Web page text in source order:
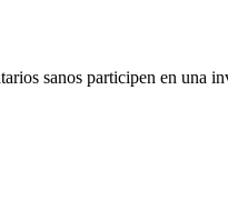
sanos participen en una